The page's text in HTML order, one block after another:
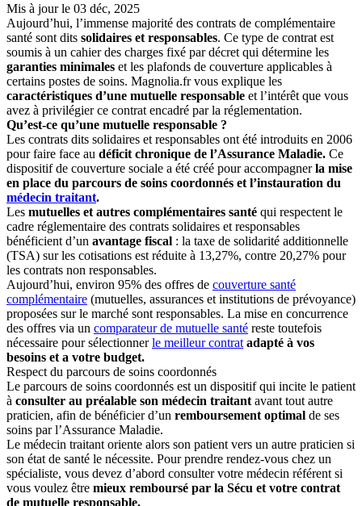
Mis à jour le 03 déc, 2025
Aujourd’hui, l’immense majorité des contrats de complémentaire
santé sont dits solidaires et responsables. Ce type de contrat est
soumis à un cahier des charges fixé par décret qui détermine les
garanties minimales et les plafonds de couverture applicables à
certains postes de soins. Magnolia.fr vous explique les
caractéristiques d’une mutuelle responsable et l’intérêt que vous
avez à privilégier ce contrat encadré par la réglementation.
Qu’est-ce qu’une mutuelle responsable ?
Les contrats dits solidaires et responsables ont été introduits en 2006
pour faire face au déficit chronique de l’Assurance Maladie. Ce
dispositif de couverture sociale a été créé pour accompagnerla mise
en place du parcours de soins coordonnés et l’instauration du
médecin traitant.
Les mutuelles et autres complémentaires santé qui respectent le
cadre réglementaire des contrats solidaires et responsables
bénéficient d’un avantage fiscal : la taxe de solidarité additionnelle
(TSA) sur les cotisations est réduite à 13,27%, contre 20,27% pour
les contrats non responsables.
Aujourd’hui, environ 95% des offres de couverture santé
complémentaire (mutuelles, assurances et institutions de prévoyance)
proposées sur le marché sont responsables. La mise en concurrence
des offres via un comparateur de mutuelle santé reste toutefois
nécessaire pour sélectionnerle meilleurcontrat adapté à vos
besoins et a votre budget.
Respect du parcours de soins coordonnés
Le parcours de soins coordonnés est un dispositif qui incite le patient
à consulter au préalable son médecin traitant avant tout autre
praticien, afin de bénéficier d’un remboursement optimal de ses
soins par l’Assurance Maladie.
Le médecin traitant oriente alors son patient vers un autre praticien si
son état de santé le nécessite. Pour prendre rendez-vous chez un
spécialiste, vous devez d’abord consulter votre médecin référent si
vous voulez être mieux remboursé par la Sécu et votre contrat
de mutuelle responsable.